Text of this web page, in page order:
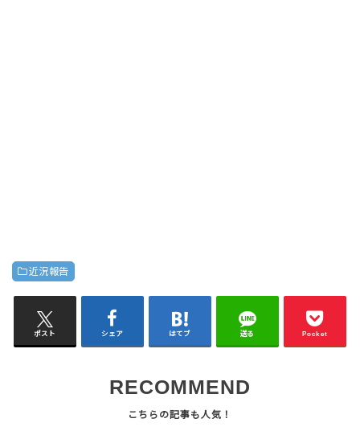
近況報告
ポスト シェア はてブ 送る Pocket
RECOMMEND